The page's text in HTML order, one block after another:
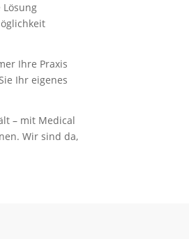
Ihre Praxis
Ihr eigenes
– mit Medical
Wir sind da,